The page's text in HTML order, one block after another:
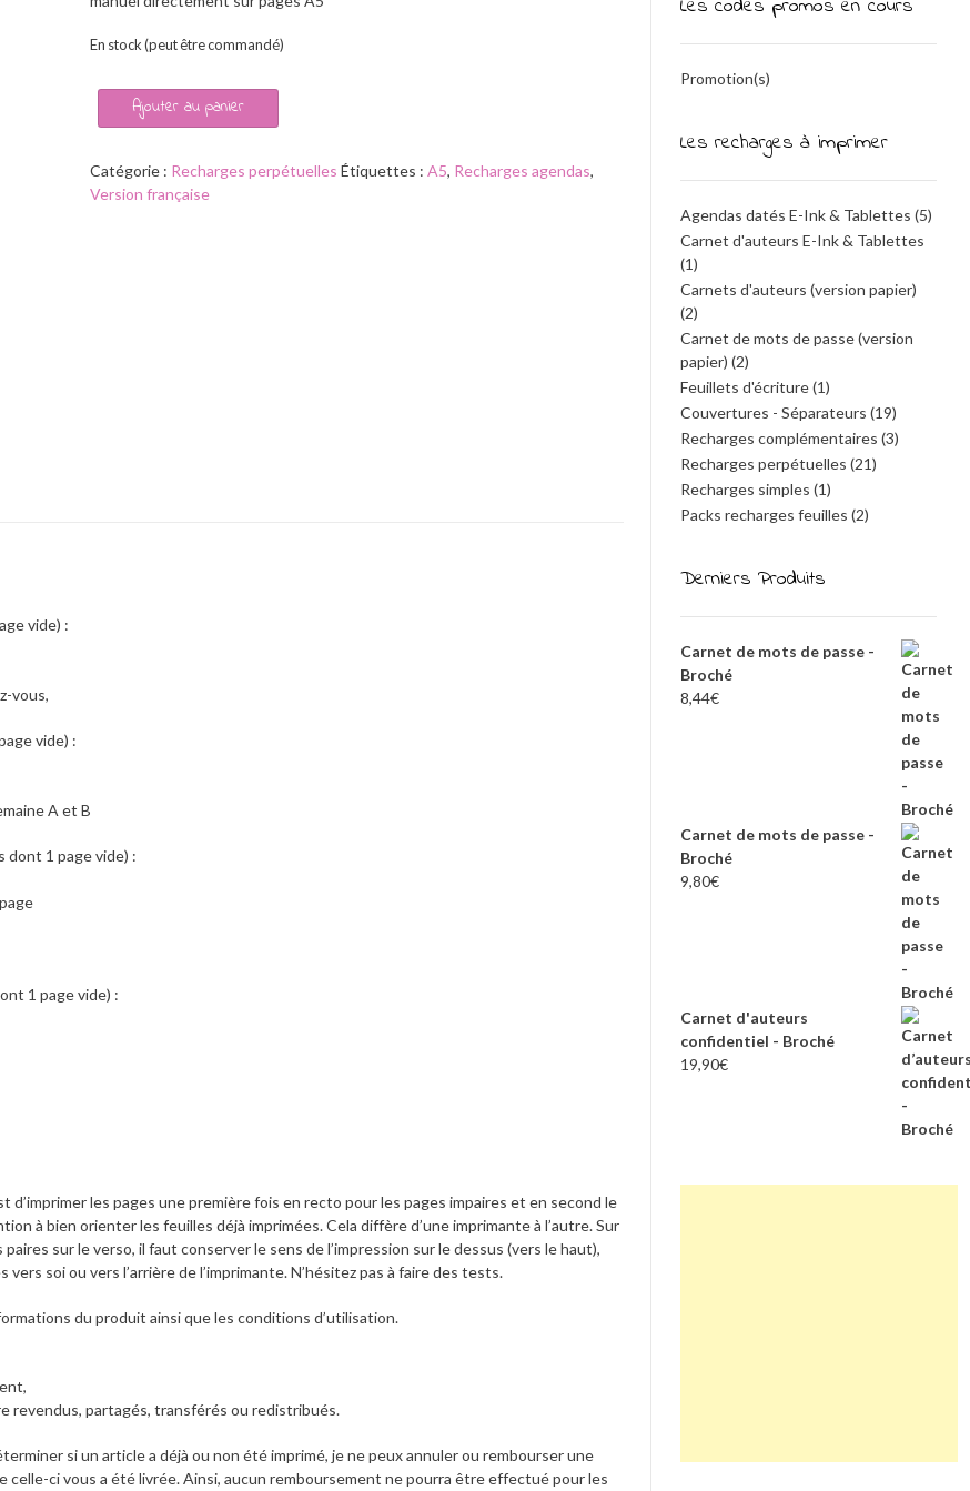
En stock (peut être commandé)
quantité
de
agenda
perpétuel
Ajouter au panier
Catégorie : Recharges perpétuelles Étiquettes : A5, Recharges agendas,
Version française
vide) :
vous,
vide) :
A et B
dont 1 page vide) :
1 page vide) :
d’imprimer les pages une première fois en recto pour les pages impaires et en second le
à bien orienter les feuilles déjà imprimées. Cela diffère d’une imprimante à l’autre. Sur
sur le verso, il faut conserver le sens de l’impression sur le dessus (vers le haut),
soi ou vers l’arrière de l’imprimante. N’hésitez pas à faire des tests.
du produit ainsi que les conditions d’utilisation.
revendus, partagés, transférés ou redistribués.
si un article a déjà ou non été imprimé, je ne peux annuler ou rembourser une
celle-ci vous a été livrée. Ainsi, aucun remboursement ne pourra être effectué pour les
Les codes promos en cours
Promotion(s)
Les recharges à imprimer
Agendas datés E-Ink & Tablettes (5)
Carnet d'auteurs E-Ink & Tablettes
(1)
Carnets d'auteurs (version papier)
(2)
Carnet de mots de passe (version
papier) (2)
Feuillets d'écriture(1)
Couvertures - Séparateurs (19)
Recharges complémentaires (3)
Recharges perpétuelles (21)
Recharges simples (1)
Packs recharges feuilles (2)
Derniers Produits
Carnet de mots de passe -
Broché
8,44€
Carnet de mots de passe -
Broché
9,80€
Carnet d'auteurs
confidentiel - Broché
19,90€